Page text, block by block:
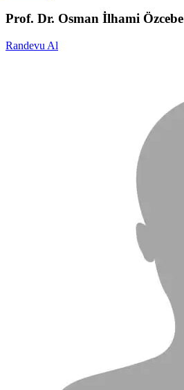
Prof. Dr. Osman İlhami Özcebe
Randevu Al